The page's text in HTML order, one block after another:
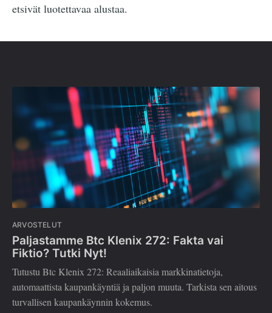
etsivät luotettavaa alustaa.
ARVOSTELUT
Paljastamme Btc Klenix 272: Fakta vai
Fiktio? Tutki Nyt!
Tutustu Btc Klenix 272: Reaaliaikaisia markkinatietoja,
automaattista kaupankäyntiä ja paljon muuta. Tarkista sen aitous
turvallisen kaupankäynnin kokemus.